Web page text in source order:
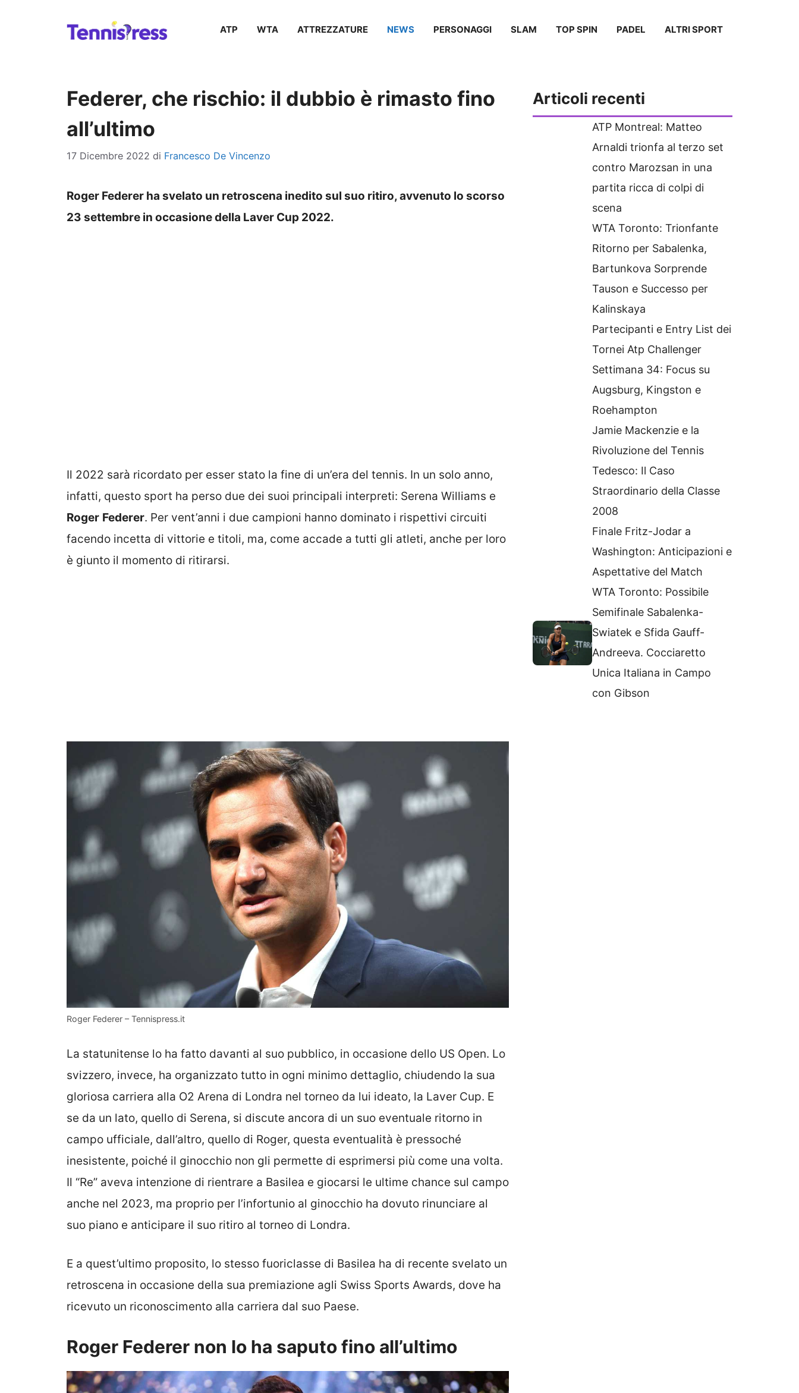
ATP WTA ATTREZZATURE NEWS PERSONAGGI SLAM TOP SPIN PADEL ALTRI SPORT
Federer, che rischio: il dubbio è rimasto fino
all’ultimo
17 Dicembre 2022 di Francesco De Vincenzo
Roger Federer ha svelato un retroscena inedito sul suo ritiro, avvenuto lo scorso
23 settembre in occasione della Laver Cup 2022.
Il 2022 sarà ricordato per esser stato la fine di un’era del tennis. In un solo anno,
infatti, questo sport ha perso due dei suoi principali interpreti: Serena Williams e
Roger Federer. Per vent’anni i due campioni hanno dominato i rispettivi circuiti
facendo incetta di vittorie e titoli, ma, come accade a tutti gli atleti, anche per loro
è giunto il momento di ritirarsi.
Roger Federer – Tennispress.it
La statunitense lo ha fatto davanti al suo pubblico, in occasione dello US Open. Lo
svizzero, invece, ha organizzato tutto in ogni minimo dettaglio, chiudendo la sua
gloriosa carriera alla O2 Arena di Londra nel torneo da lui ideato, la Laver Cup. E
se da un lato, quello di Serena, si discute ancora di un suo eventuale ritorno in
campo ufficiale, dall’altro, quello di Roger, questa eventualità è pressoché
inesistente, poiché il ginocchio non gli permette di esprimersi più come una volta.
Il “Re” aveva intenzione di rientrare a Basilea e giocarsi le ultime chance sul campo
anche nel 2023, ma proprio per l’infortunio al ginocchio ha dovuto rinunciare al
suo piano e anticipare il suo ritiro al torneo di Londra.
E a quest’ultimo proposito, lo stesso fuoriclasse di Basilea ha di recente svelato un
retroscena in occasione della sua premiazione agli Swiss Sports Awards, dove ha
ricevuto un riconoscimento alla carriera dal suo Paese.
Roger Federer non lo ha saputo fino all’ultimo
Articoli recenti
ATP Montreal: Matteo
Arnaldi trionfa al terzo set
contro Marozsan in una
partita ricca di colpi di
scena
WTA Toronto: Trionfante
Ritorno per Sabalenka,
Bartunkova Sorprende
Tauson e Successo per
Kalinskaya
Partecipanti e Entry List dei
Tornei Atp Challenger
Settimana 34: Focus su
Augsburg, Kingston e
Roehampton
Jamie Mackenzie e la
Rivoluzione del Tennis
Tedesco: Il Caso
Straordinario della Classe
2008
Finale Fritz-Jodar a
Washington: Anticipazioni e
Aspettative del Match
WTA Toronto: Possibile
Semifinale Sabalenka-
Swiatek e Sfida Gauff-
Andreeva. Cocciaretto
Unica Italiana in Campo
con Gibson